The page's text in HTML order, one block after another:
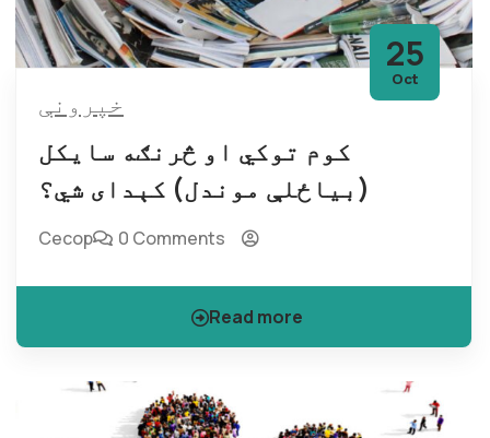
25
Oct
خپرونې
کوم توکي او څرنګه سایکل
(بیاځلې موندل) کېدای شي؟
Cecop 0 Comments
Read more